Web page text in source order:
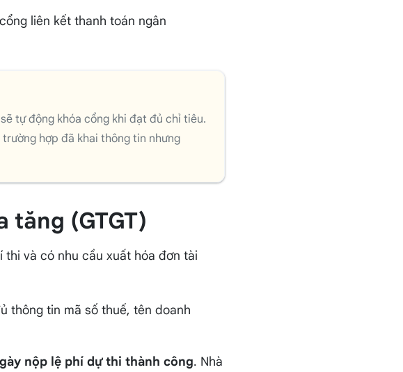
liên kết thanh toán ngân
tự động khóa cổng khi đạt đủ chỉ tiêu.
hợp đã khai thông tin nhưng
tăng (GTGT)
và có nhu cầu xuất hóa đơn tài
thông tin mã số thuế, tên doanh
nộp lệ phí dự thi thành công. Nhà